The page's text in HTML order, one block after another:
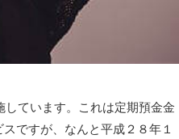
ています。これは定期預金金
ですが、なんと平成２８年１